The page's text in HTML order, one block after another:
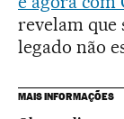
revelam que
legado não
MAIS INFORMAÇÕES